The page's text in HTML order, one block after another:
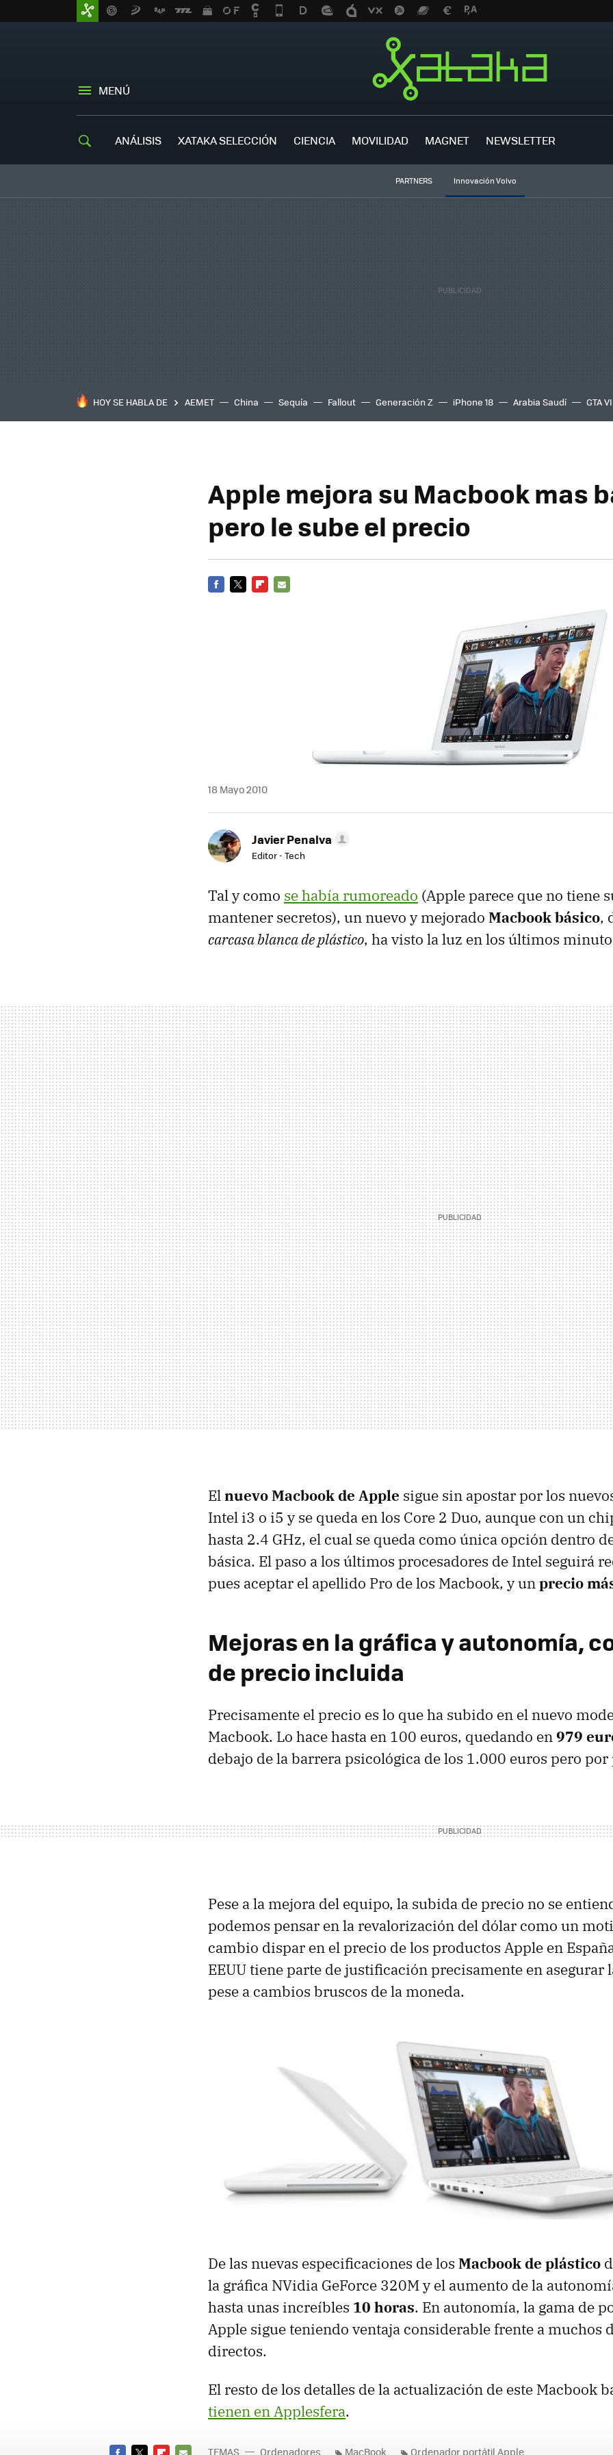
MENÚ
ANÁLISIS XATAKA SELECCIÓN CIENCIA MOVILIDAD MAGNET NEWSLETTER
PARTNERS Innovación Volvo
HOY SE HABLA DE AEMET China Sequía Fallout Generación Z iPhone 18 Arabia Saudí GTA VI
Apple mejora su Macbook mas
pero le sube el precio
18 Mayo 2010
Javier Penalva
Editor - Tech
Tal y como se había rumoreado (Apple parece que no tiene
mantener secretos), un nuevo y mejorado Macbook básico,
carcasa blanca de plástico, ha visto la luz en los últimos
Elnuevo Macbook de Apple sigue sin apostar por los
Intel i3 o i5 y se queda en los Core 2 Duo, aunque con un
hasta 2.4 GHz, el cual se queda como única opción dentro
básica. El paso a los últimos procesadores de Intel seguirá
pues aceptar el apellido Pro de los Macbook, y unprecio
Mejoras en la gráfica y autonomía,
de precio incluida
Precisamente el precio es lo que ha subido en el nuevo
Macbook. Lo hace hasta en 100 euros, quedando en979
debajo de la barrera psicológica de los 1.000 euros pero por
Pese a la mejora del equipo, la subida de precio no se
podemos pensar en la revalorización del dólar como un
cambio dispar en el precio de los productos Apple en
EEUU tiene parte de justificación precisamente en asegurar
pese a cambios bruscos de la moneda.
De las nuevas especificaciones de los Macbook de plástico
la gráfica NVidia GeForce 320M y el aumento de la
hasta unas increíbles 10 horas. En autonomía, la gama de
Apple sigue teniendo ventaja considerable frente a muchos
directos.
El resto de los detalles de la actualización de este Macbook
tienen en Applesfera.
TEMAS Ordenadores MacBook Ordenador portátil Apple